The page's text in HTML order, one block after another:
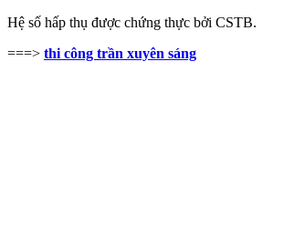
Hệ số hấp thụ được chứng thực bởi CSTB.
===> thi công trần xuyên sáng